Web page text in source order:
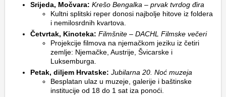
Srijeda, Močvara: Krešo Bengalka – prvak tvrdog đira
Kultni splitski reper donosi najbolje hitove iz foldera
i nemilosrdnih kvartova.
Četvrtak, Kinoteka: Filmšnite – DACHL Filmske večeri
Projekcije filmova na njemačkom jeziku iz četiri
zemlje: Njemačke, Austrije, Švicarske i
Luksemburga.
Petak, diljem Hrvatske: Jubilarna 20. Noć muzeja
Besplatan ulaz u muzeje, galerije i baštinske
institucije od 18 do 1 sat iza ponoći.